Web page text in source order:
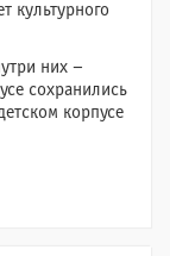
культурного
них –
сохранились
корпусе